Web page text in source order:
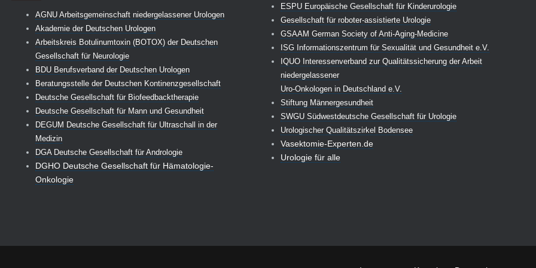
AGNU Arbeitsgemeinschaft niedergelassener Urologen
Akademie der Deutschen Urologen
Arbeitskreis Botulinumtoxin (BOTOX) der Deutschen
Gesellschaft für Neurologie
BDU Berufsverband der Deutschen Urologen
Beratungsstelle der Deutschen Kontinenzgesellschaft
Deutsche Gesellschaft für Biofeedbacktherapie
Deutsche Gesellschaft für Mann und Gesundheit
DEGUM Deutsche Gesellschaft für Ultraschall in der
Medizin
DGA Deutsche Gesellschaft für Andrologie
DGHO Deutsche Gesellschaft für Hämatologie-
Onkologie
ESPU Europäische Gesellschaft für Kinderurologie
Gesellschaft für roboter-assistierte Urologie
GSAAM German Society of Anti-Aging-Medicine
ISG Informationszentrum für Sexualität und Gesundheit e.V.
IQUO Interessenverband zur Qualitätssicherung der Arbeit
niedergelassener
Uro-Onkologen in Deutschland e.V.
Stiftung Männergesundheit
SWGU Südwestdeutsche Gesellschaft für Urologie
Urologischer Qualitätszirkel Bodensee
Vasektomie-Experten.de
Urologie für alle